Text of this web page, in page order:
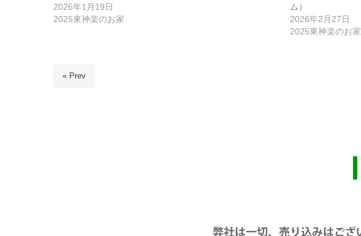
2026年1月19日
2025東神楽のお家
ム）
2026年2月27日
2025東神楽のお家
« Prev